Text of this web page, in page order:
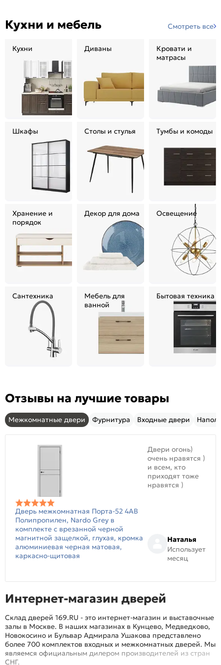
Кухни и мебель Смотреть все
Кухни Диваны
Кровати и
матрасы
Шкафы Столы и стулья Тумбы и комоды
Хранение и
порядок
Декор для дома Освещение
Сантехника
Мебель для
ванной
Бытовая техника
Отзывы на лучшие товары
Межкомнатные двери Фурнитура Входные двери
Дверь межкомнатная Порта-52 4AB
Полипропилен, Nardo Grey в
комплекте с врезанной черной
магнитной защелкой, глухая, кромка
алюминиевая черная матовая,
каркасно-щитовая
Двери огонь)
очень нравятся )
и всем, кто
приходят тоже
нравятся )
Наталья
Использует
месяц
Интернет-магазин дверей
Склад дверей 169.RU - это интернет-магазин и выставочные
залы в Москве. В наших магазинах в Кунцево, Медведково,
Новокосино и Бульвар Адмирала Ушакова представлено
более 700 комплектов входных и межкомнатных дверей. Мы
являемся официальным дилером производителей из стран
СНГ.